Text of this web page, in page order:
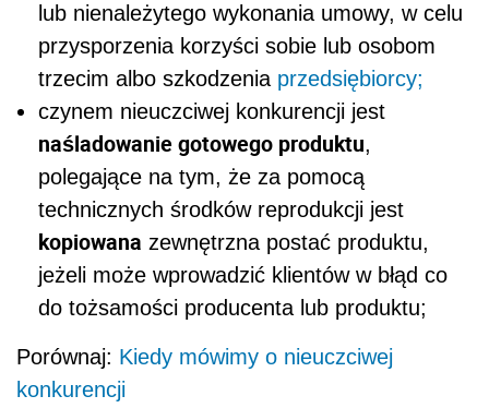
lub nienależytego wykonania umowy, w celu
przysporzenia korzyści sobie lub osobom
trzecim albo szkodzenia przedsiębiorcy;
czynem nieuczciwej konkurencji jest
naśladowanie gotowego produktu,
polegające na tym, że za pomocą
technicznych środków reprodukcji jest
kopiowana zewnętrzna postać produktu,
jeżeli może wprowadzić klientów w błąd co
do tożsamości producenta lub produktu;
Porównaj: Kiedy mówimy o nieuczciwej
konkurencji